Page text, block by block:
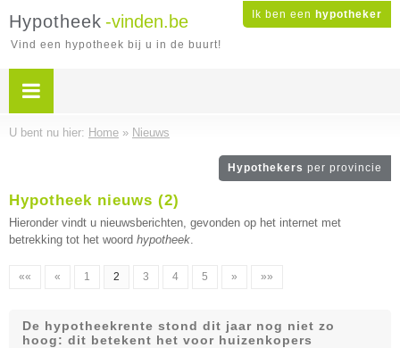
Ik ben een hypotheker
Hypotheek -vinden.be
Vind een hypotheek bij u in de buurt!
U bent nu hier: Home » Nieuws
Hypothekers per provincie
Hypotheek nieuws (2)
Hieronder vindt u nieuwsberichten, gevonden op het internet met
betrekking tot het woord hypotheek.
«« « 1 2 3 4 5 » »»
De hypotheekrente stond dit jaar nog niet zo
hoog: dit betekent het voor huizenkopers